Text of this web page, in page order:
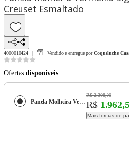
Creuset Esmaltado
4000010424 Vendido e entregue por Coqueluche
Ofertas disponíveis
Panela Molheira Vermelha Signature 16Cm - Le Creuset Esmaltado
R$ 2.308,90
R$
Mais formas de